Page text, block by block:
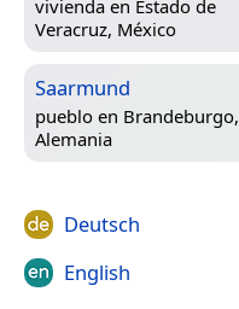
vivienda en Estado de
Veracruz, México
Saarmund
pueblo en Brandeburgo,
Alemania
Deutsch
English